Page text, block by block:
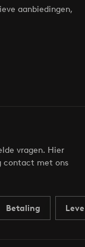
aanbiedingen,
vragen. Hier
contact met ons
Betaling